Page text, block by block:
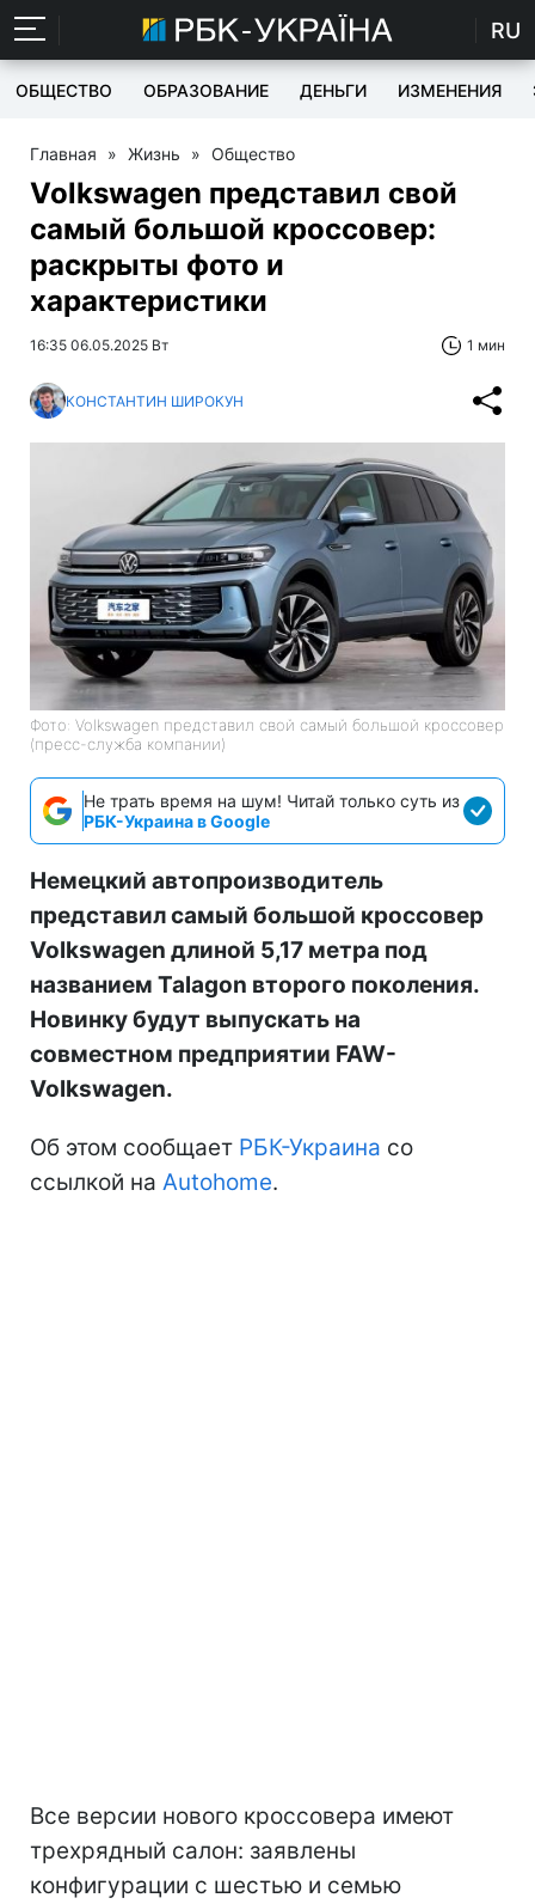
RU
ОБЩЕСТВО ОБРАЗОВАНИЕ ДЕНЬГИ ИЗМЕНЕНИЯ
Главная » Жизнь » Общество
Volkswagen представил свой
самый большой кроссовер:
раскрыты фото и
характеристики
16:35 06.05.2025 Вт 1 мин
КОНСТАНТИН ШИРОКУН
Фото: Volkswagen представил свой самый большой кроссовер
(пресс-служба компании)
Не трать время на шум! Читай только суть из
РБК-Украина в Google
Немецкий автопроизводитель
представил самый большой кроссовер
Volkswagen длиной 5,17 метра под
названием Talagon второго поколения.
Новинку будут выпускать на
совместном предприятии FAW-
Volkswagen.
Об этом сообщает РБК-Украина со
ссылкой на Autohome.
Все версии нового кроссовера имеют
трехрядный салон: заявлены
конфигурации с шестью и семью